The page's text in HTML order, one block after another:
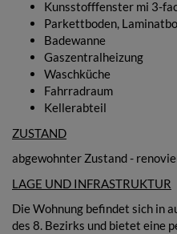
Kunsstofffenster mi 3-
Parkettboden,
Badewanne
Gaszentralheizung
Waschküche
Fahrradraum
Kellerabteil
ZUSTAND
abgewohnter Zustand -
LAGE UND INFRASTRUKTUR
Die Wohnung befindet sich in
des 8. Bezirks und bietet eine